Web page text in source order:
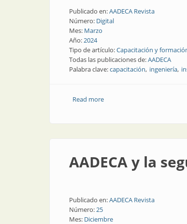
Publicado en:AADECA Revista
Número: Digital
Mes: Marzo
Año:2024
Tipo de artículo:Capacitación y
Todas las publicaciones de:AADECA
Palabra clave:capacitación ingeniería
Read moreabout De abril a junio: curso
AADECA y la
Publicado en:AADECA Revista
Número:25
Mes: Diciembre